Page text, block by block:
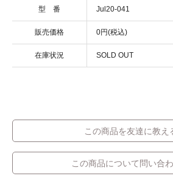
型 番 Jul20-041
販売価格 0円(税込)
在庫状況 SOLD OUT
この商品を友達に教え
この商品について問い合